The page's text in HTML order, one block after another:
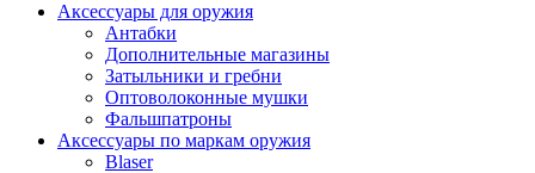
Аксессуары для оружия
Антабки
Дополнительные магазины
Затыльники и гребни
Оптоволоконные мушки
Фальшпатроны
Аксессуары по маркам оружия
Blaser